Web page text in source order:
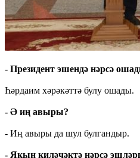
- Президент эшендә нәрсә
Һәрдаим хәрәкәттә булу ошады.
- Ә иң авыры?
- Иң авыры да шул булгандыр.
- Якын киләчәктә нәрсә